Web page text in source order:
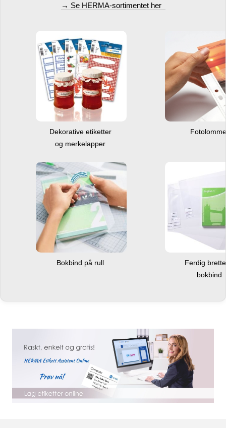
→ Se HERMA-sortimentet her
Dekorative etiketter
og merkelapper
Bokbind på rull
Ferdig
bokbind